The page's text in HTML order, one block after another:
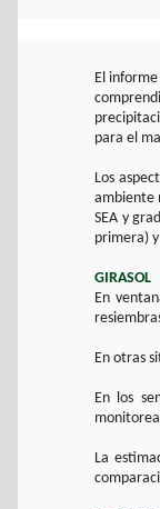
El
para el
Los
ambiente
SEA y
primera)
GIRASOL
En
En otras
En los
La